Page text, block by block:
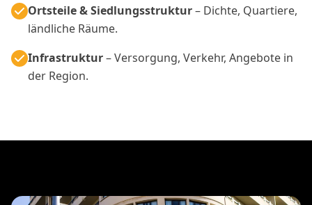
Ortsteile & Siedlungsstruktur– Dichte, Quartiere,
ländliche Räume.
Infrastruktur– Versorgung, Verkehr, Angebote in
der Region.